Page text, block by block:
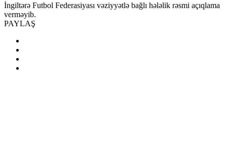
İngiltərə Futbol Federasiyası vəziyyətlə bağlı hələlik rəsmi açıqlama
verməyib.
PAYLAŞ